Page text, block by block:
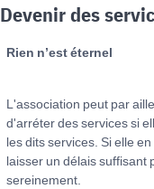
Devenir des
Rien n’est éternel
L'association peut par
d'arréter des services si
les dits services. Si elle
laisser un délais suffisant
sereinement.